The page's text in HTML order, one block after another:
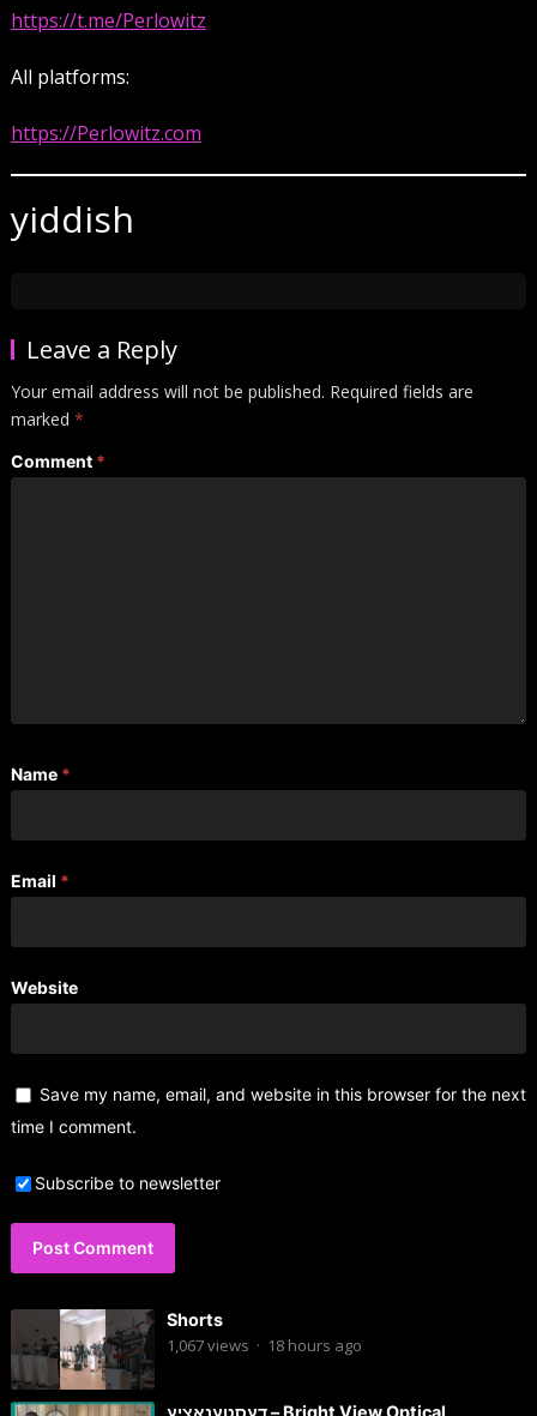
https://t.me/Perlowitz
All platforms:
https://Perlowitz.com
yiddish
Leave a Reply
Your email address will not be published. Required fields are
marked *
Comment *
Name *
Email *
Website
Save my name, email, and website in this browser for the next
time I comment.
Subscribe to newsletter
Shorts
1,067views · 18 hours ago